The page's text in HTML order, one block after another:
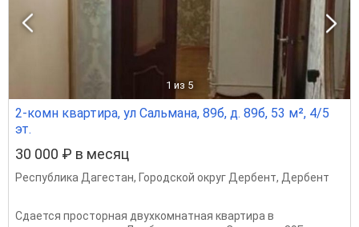
1 из 5
2-комн квартира, ул Сальмана, 89б, д. 89б, 53 м², 4/5
эт.
30 000 ₽ в месяц
Республика Дагестан, Городской округ Дербент, Дербент
Сдается просторная двухкомнатная квартира в